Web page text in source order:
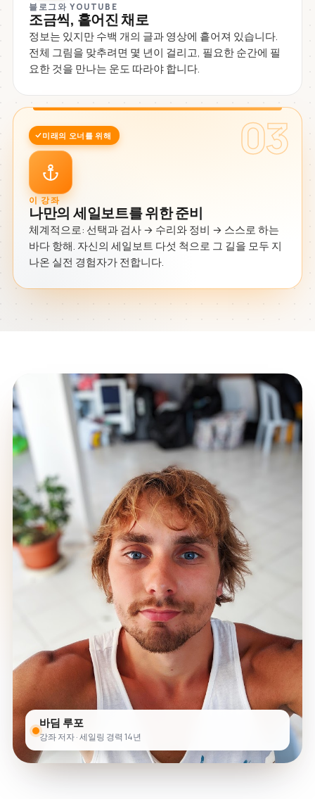
블로그와 YOUTUBE
조금씩, 흩어진 채로
정보는 있지만 수백 개의 글과 영상에 흩어져 있습니다.
전체 그림을 맞추려면 몇 년이 걸리고, 필요한 순간에 필
요한 것을 만나는 운도 따라야 합니다.
03
미래의 오너를 위해
이 강좌
나만의 세일보트를 위한 준비
체계적으로: 선택과 검사 → 수리와 정비 → 스스로 하는
바다 항해. 자신의 세일보트 다섯 척으로 그 길을 모두 지
나온 실전 경험자가 전합니다.
바딤 루포
강좌 저자 · 세일링 경력 14년